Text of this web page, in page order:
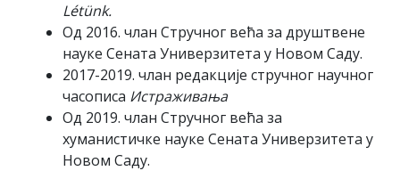
Létünk.
Од 2016. члан Стручног већа за друштвене
науке Сената Универзитета у Новом Саду.
2017-2019. члан редакције стручног научног
часописа Истраживања
Од 2019. члан Стручног већа за
хуманистичке науке Сената Универзитета у
Новом Саду.